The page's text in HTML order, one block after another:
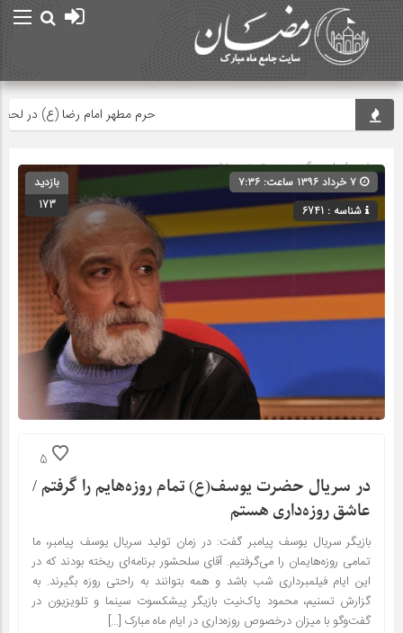
حرم مطهر امام رضا (ع) در لحظه
صفحه اصلی» گروه » دسته‌بندی نشده
شناسه : 6741
بازدید
173
5
در سریال حضرت یوسف(ع) تمام روزه‌هایم را گرفتم /
عاشق روزه‌داری هستم
بازیگر سریال یوسف پیامبر گفت: در زمان تولید سریال یوسف پیامبر، ما
تمامی روزه‌هایمان را می‌گرفتیم. آقای سلحشور برنامه‌ای ریخته بودند که در
این ایام فیلمبرداری شب باشد و همه بتوانند به راحتی روزه بگیرند. به
گزارش تسنیم، محمود پاک‌نیت بازیگر پیشکسوت سینما و تلویزیون در
گفت‌و‌گو با میزان درخصوص روزه‌داری در ایام ماه مبارک […]